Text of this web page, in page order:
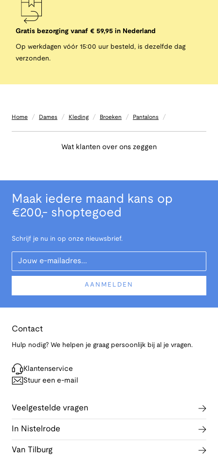
Gratis bezorging vanaf € 59,95 in Nederland
Op werkdagen vóór 15:00 uur besteld, is dezelfde dag
verzonden.
Home / Dames / Kleding / Broeken / Pantalons /
Wat klanten over ons zeggen
Maak iedere maand kans op
€200,- shoptegoed
Schrijf je nu in op onze nieuwsbrief.
Your Email
AANMELDEN
Contact
Hulp nodig? We helpen je graag persoonlijk bij al je vragen.
Klantenservice
Stuur een e-mail
Veelgestelde vragen
In Nistelrode
Van Tilburg